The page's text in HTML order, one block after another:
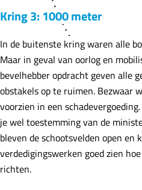
Kring 3: 1000 meter
In de buitenste kring waren alle
Maar in geval van oorlog en
bevelhebber opdracht geven alle
obstakels op te ruimen. Bezwaar
voorzien in een
je wel toestemming van de
bleven de schootsvelden open en
verdedigingswerken goed zien
richten.